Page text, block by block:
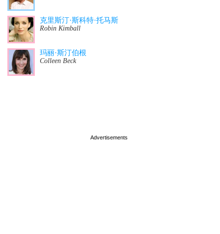
克里斯汀·斯科特·托马斯
Robin Kimball
玛丽·斯汀伯根
Colleen Beck